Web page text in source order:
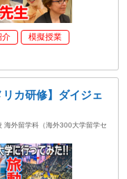
介
模擬授業
カ研修】ダイジェ
海外留学科（海外300大学留学セ